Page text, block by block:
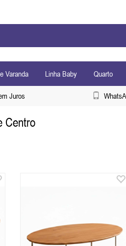
Varanda Linha Baby Quarto
Juros
Centro